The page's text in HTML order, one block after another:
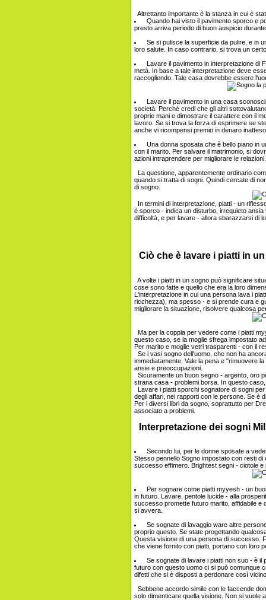
Altrettanto importante è la stanza in cui è
Quando hai visto il pavimento sporco e
presto arriva periodo di buon auspicio
Se si pulisce la superficie da pulire, e in
loro salute. In caso contrario, si trova un
Lavare il pavimento in interpretazione di
metà. In base a tale interpretazione deve
raccogliendo. Tale casa dovrebbe essere
Lavare il pavimento in una casa
società. Perché credi che gli altri
proprie mani e dimostrare il carattere con il
lavoro. Se si trova la forza di esprimere se
anche vi ricompensi premio in denaro
Una donna sposata che è bello piano in
con il marito. Per salvare il matrimonio, si
azioni intraprendere per migliorare le relazioni.
La questione, apparentemente ordinario
quando si tratta di sogni. Quindi cercate di
di sogno.
In termini di interpretazione, piatti - un
è sporco - indica un disturbo, irrequieto
difficoltà, e per lavare - allora sbarazzarsi di
Ciò che è lavare i piatti in
A volte i piatti in un sogno può significare
cose sono fatte e quello che era la loro
L'interpretazione in cui una persona lava i
ricchezza), ma spesso - e si prende cura e
migliorare la situazione, risolvere qualcosa
Ma per la coppia per vedere come i piatti
questo caso, se la moglie sfrega impostato
Per marito e moglie vetri trasparenti - con il
Se i vasi sogno dell'uomo, che non ha
immediatamente. Vale la pena e "rimuovere
ansie e preoccupazioni.
Sicuramente un buon segno - argento, oro
strana casa - problemi borsa. In questo
Lavare i piatti sporchi sognatore di sogni
degli affari, nei rapporti con le persone. Se è
Per i diversi libri da sogno, soprattutto per
associato a problemi.
Interpretazione dei sogni
Secondo lui, per le donne sposate a
Stesso pennello Sogno impostato con resti
successo effimero. Brightest segni - ciotole
Per sognare come piatti myyesh - un
in futuro. Lavare, pentole lucide - alla
successo promette futuro marito, affidabile e
si avvera.
Se sognate di lavaggio ware altre
proprio questo. Se state progettando
Questa visione di una persona di successo.
che viene fornito con piatti, portano con loro
Se sognate di lavare i piatti non suo - è
futuro con questo uomo ci si può comunque
difetti che si è disposti a perdonare così
Sebbene accordo simile con le faccende
solo dimenticare quella visione. Non si vuole